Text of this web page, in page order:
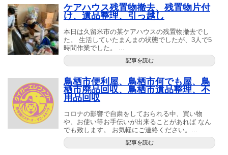
ケアハウス残置物撤去、残置物片付
け、遺品整理、引っ越し
本日は久留米市の某ケアハウスの残置物撤去でし
た。 生活していたまんまの状態でしたが、3人で5
時間作業でした。 ...
記事を読む
鳥栖市便利屋、鳥栖市何でも屋、鳥
栖市廃品回収、鳥栖市遺品整理、不
用品回収
コロナの影響で自粛をしておられる中、買い物
や、お使い等お手伝いが出来ることがあれば なん
でも致します。 お気軽にご連絡ください。...
記事を読む